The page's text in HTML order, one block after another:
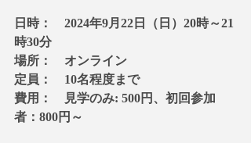
日時：　2024年9月22日（日）20時～21
時30分
場所：　オンライン
定員：　10名程度まで
費用：　見学のみ: 500円、初回参加
者：800円～